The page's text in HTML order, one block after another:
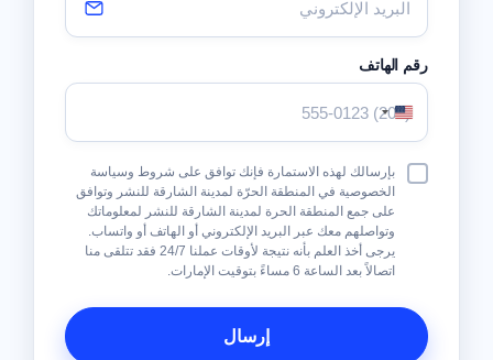
رقم الهاتف
الولايات
المتحدة
الأمريكية
+1
شروط بإرسالك لهذه الاستمارة فإنك توافق على شروط وسياسة
الخصوصية في المنطقة الحرّة لمدينة الشارقة للنشر وتوافق
على جمع المنطقة الحرة لمدينة الشارقة للنشر لمعلوماتك
وتواصلهم معك عبر البريد الإلكتروني أو الهاتف أو واتساب.
يرجى أخذ العلم بأنه نتيجة لأوقات عملنا 24/7 فقد تتلقى منا
اتصالاً بعد الساعة 6 مساءً بتوقيت الإمارات.